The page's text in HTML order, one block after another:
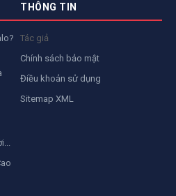
THÔNG TIN
Tác giả
Chính sách bảo mật
Điều khoản sử dụng
Sitemap XML